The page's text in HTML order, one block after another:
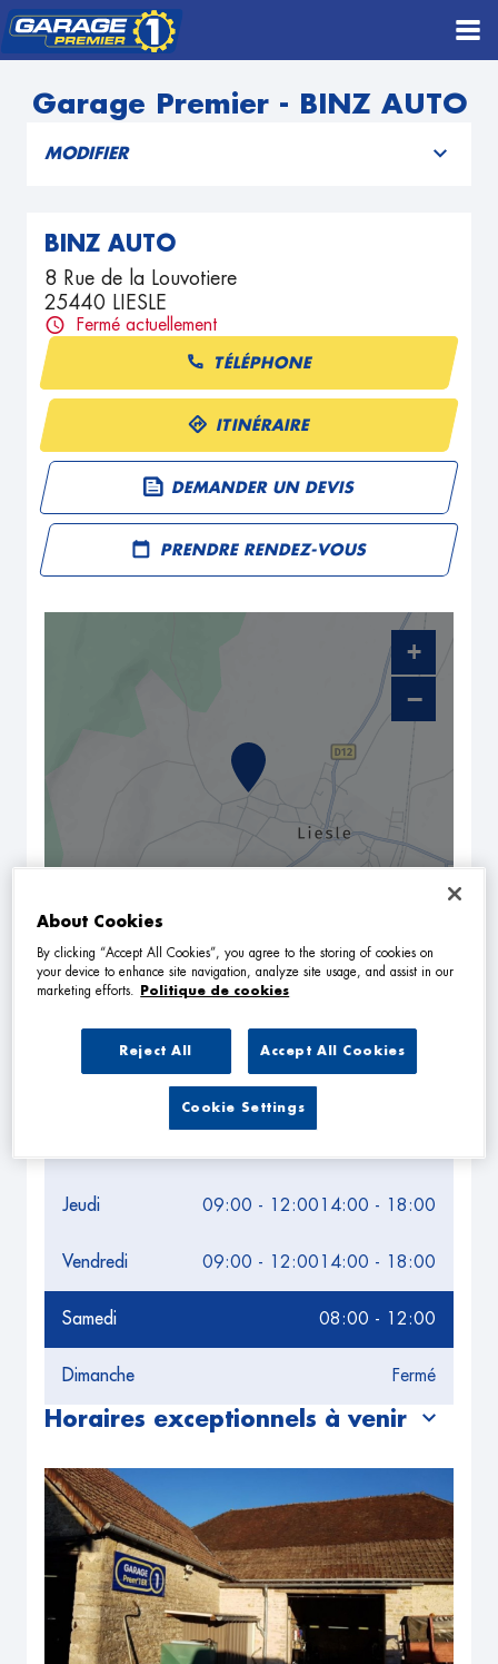
Garage Premier - BINZ AUTO
MODIFIER
BINZ AUTO
8 Rue de la Louvotiere
25440 LIESLE
Fermé actuellement
TÉLÉPHONE
ITINÉRAIRE
DEMANDER UN DEVIS
PRENDRE RENDEZ-VOUS
Horaires d'ouverture
Lundi 14:00 - 18:00
09:00 - 12:00
Jeudi 09:00 - 12:00 14:00 - 18:00
Vendredi 09:00 - 12:00 14:00 - 18:00
Samedi 08:00 - 12:00
Dimanche Fermé
Horaires exceptionnels à venir
+
−
Leaflet| Map ©2026HERE
About Cookies
By clicking “Accept All Cookies”, you agree to the storing of cookies on
your device to enhance site navigation, analyze site usage, and assist in our
marketing efforts.
Politique de cookies
Reject All Accept All Cookies
Cookie Settings